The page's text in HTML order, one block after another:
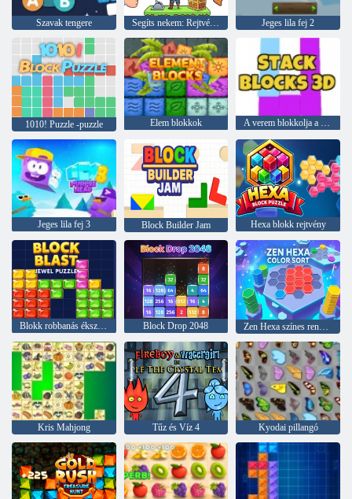
Szavak tengere Segíts nekem: Rejtvények trükkös története Jeges lila fej 2
1010! Puzzle -puzzle Elem blokkok A verem blokkolja a 3D -t
Jeges lila fej 3 Block Builder Jam Hexa blokk rejtvény
Blokk robbanás ékszer puzzle Block Drop 2048 Zen Hexa színes rendezés
Kris Mahjong Tűz és Víz 4 Kyodai pillangó